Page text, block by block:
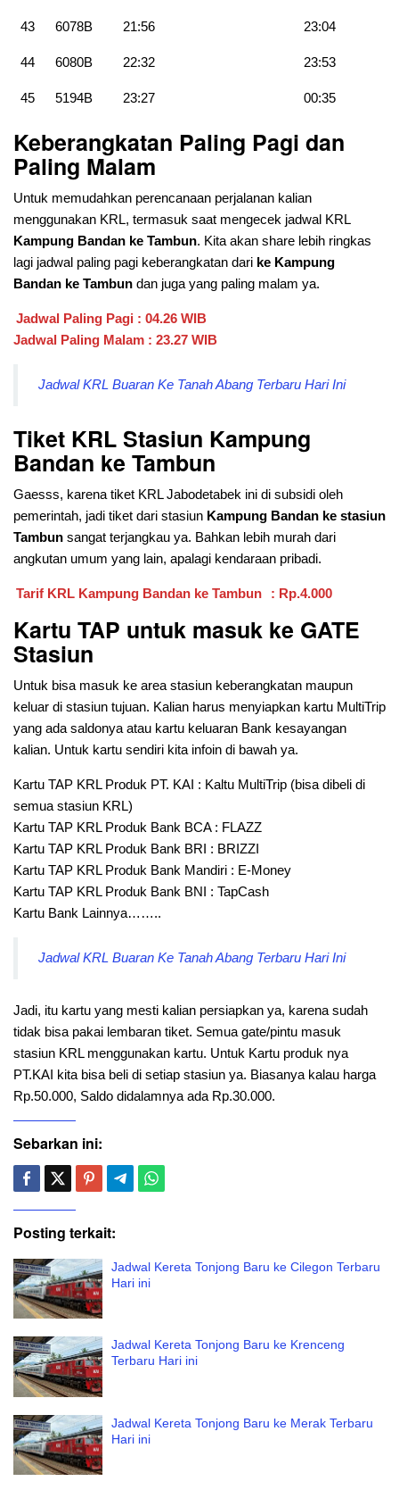
43 6078B 21:56 23:04
44 6080B 22:32 23:53
45 5194B 23:27 00:35
Keberangkatan Paling Pagi dan
Paling Malam
Untuk memudahkan perencanaan perjalanan kalian
menggunakan KRL, termasuk saat mengecek jadwal KRL
Kampung Bandan ke Tambun. Kita akan share lebih ringkas
lagi jadwal paling pagi keberangkatan dari ke Kampung
Bandan ke Tambun dan juga yang paling malam ya.
Jadwal Paling Pagi : 04.26 WIB
Jadwal Paling Malam : 23.27 WIB
Jadwal KRL Buaran Ke Tanah Abang Terbaru Hari Ini
Tiket KRL Stasiun Kampung
Bandan ke Tambun
Gaesss, karena tiket KRL Jabodetabek ini di subsidi oleh
pemerintah, jadi tiket dari stasiun Kampung Bandan ke stasiun
Tambun sangat terjangkau ya. Bahkan lebih murah dari
angkutan umum yang lain, apalagi kendaraan pribadi.
Tarif KRL Kampung Bandan ke Tambun : Rp.4.000
Kartu TAP untuk masuk ke GATE
Stasiun
Untuk bisa masuk ke area stasiun keberangkatan maupun
keluar di stasiun tujuan. Kalian harus menyiapkan kartu MultiTrip
yang ada saldonya atau kartu keluaran Bank kesayangan
kalian. Untuk kartu sendiri kita infoin di bawah ya.
Kartu TAP KRL Produk PT. KAI : Kaltu MultiTrip (bisa dibeli di
semua stasiun KRL)
Kartu TAP KRL Produk Bank BCA : FLAZZ
Kartu TAP KRL Produk Bank BRI : BRIZZI
Kartu TAP KRL Produk Bank Mandiri : E-Money
Kartu TAP KRL Produk Bank BNI : TapCash
Kartu Bank Lainnya……..
Jadwal KRL Buaran Ke Tanah Abang Terbaru Hari Ini
Jadi, itu kartu yang mesti kalian persiapkan ya, karena sudah
tidak bisa pakai lembaran tiket. Semua gate/pintu masuk
stasiun KRL menggunakan kartu. Untuk Kartu produk nya
PT.KAI kita bisa beli di setiap stasiun ya. Biasanya kalau harga
Rp.50.000, Saldo didalamnya ada Rp.30.000.
Sebarkan ini:
Posting terkait:
Jadwal Kereta Tonjong Baru ke Cilegon Terbaru
Hari ini
Jadwal Kereta Tonjong Baru ke Krenceng
Terbaru Hari ini
Jadwal Kereta Tonjong Baru ke Merak Terbaru
Hari ini